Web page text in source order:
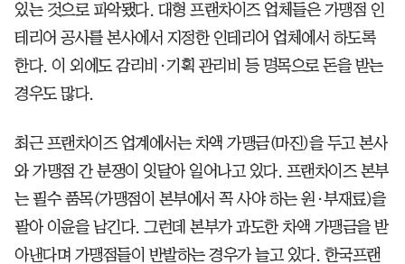
있는 것으로 파악됐다. 대형 프랜차이즈 업체들은 가맹점 인
테리어 공사를 본사에서 지정한 인테리어 업체에서 하도록
한다. 이 외에도 감리비·기획 관리비 등 명목으로 돈을 받는
경우도 많다.
최근 프랜차이즈 업계에서는 차액 가맹금(마진)을 두고 본사
와 가맹점 간 분쟁이 잇달아 일어나고 있다. 프랜차이즈 본부
는 필수 품목(가맹점이 본부에서 꼭 사야 하는 원·부재료)을
팔아 이윤을 남긴다. 그런데 본부가 과도한 차액 가맹금을 받
아낸다며 가맹점들이 반발하는 경우가 늘고 있다. 한국프랜